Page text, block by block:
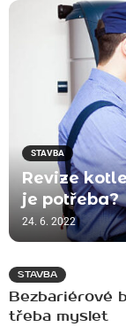
STAVBA
Revize
je potřeba?
24. 6. 2022
STAVBA
Bezbariérové
třeba myslet